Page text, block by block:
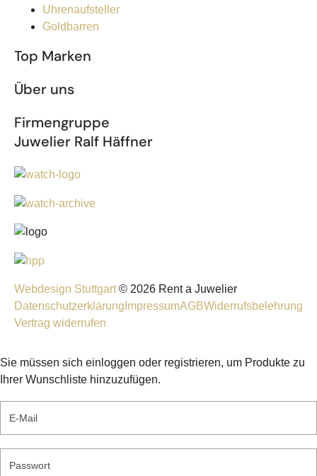
Uhrenaufsteller
Goldbarren
Top Marken
Über uns
Firmengruppe
Juwelier Ralf Häffner
Webdesign Stuttgart © 2026 Rent a Juwelier
Datenschutzerklärung ImpressumAGBWiderrufsbelehrung
Vertrag widerrufen
Sie müssen sich einloggen oder registrieren, um Produkte zu
Ihrer Wunschliste hinzuzufügen.
E-Mail
Passwort